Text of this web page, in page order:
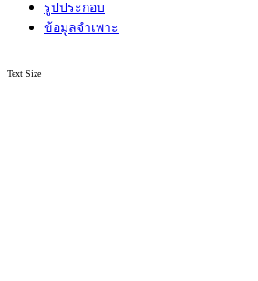
รูปประกอบ
ข้อมูลจำเพาะ
Text Size